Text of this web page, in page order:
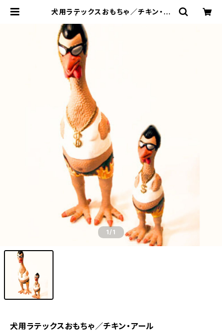
犬用ラテックスおもちゃ／チキン・ア
1/1
犬用ラテックスおもちゃ／チキン・アール